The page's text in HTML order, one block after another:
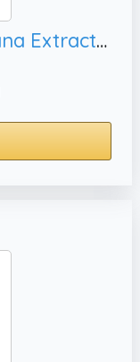
Klarstein Alina 90 Campana Extractora - 90cm Decorativa, Negra